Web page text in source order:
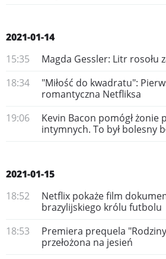
2021-01-14
15:35
Magda Gessler: Litr rosołu
18:34
"Miłość do kwadratu":
romantyczna Netfliksa
19:06
Kevin Bacon pomógł żonie
intymnych. To był bolesny
2021-01-15
18:52
Netflix pokaże film
brazylijskiego królu futbolu
18:53
Premiera prequela
przełożona na jesień